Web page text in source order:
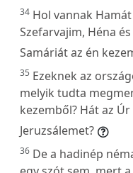
34 Hol vannak
Szefarvajim, Héna
Samáriát az én
35 Ezeknek az
melyik tudta
kezemből? Hát az
Jeruzsálemet?
36 De a hadinép